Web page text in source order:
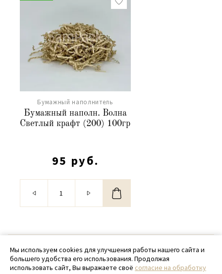
Бумажный наполнитель
Бумажный наполн. Волна
Светлый крафт (200) 100гр
95 руб.
© 2020 - 2026 SamPack
+ 7 (918) 699-97-87
Мы используем cookies для улучшения работы нашего сайта и
большего удобства его использования. Продолжая
использовать сайт, Вы выражаете своё согласие на обработку